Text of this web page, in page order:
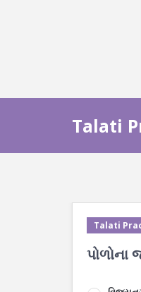
Talati
Talati
પોળોના